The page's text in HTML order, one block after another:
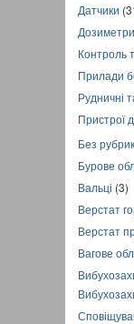
Датчики
Контроль
Прилади
Рудничні
Пристрої
Без
Бурове
Вальці (3)
Верстат
Верстат
Вагове